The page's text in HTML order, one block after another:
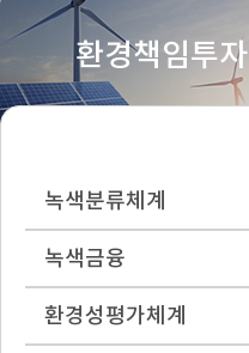
환경책임투자
녹색분류체계
녹색금융
환경성평가체계